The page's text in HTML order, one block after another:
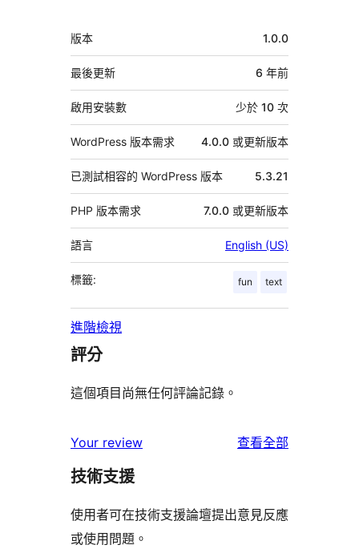
中
繼
資
料
版本 1.0.0
最後更新 6 年前
啟用安裝數 少於 10 次
WordPress 版本需求 4.0.0 或更新版本
已測試相容的 WordPress 版本 5.3.21
PHP 版本需求 7.0.0 或更新版本
語言 English (US)
標籤: fun text
進階檢視
評分
這個項目尚無任何評論記錄。
Your review 查看全部
評
技術支援
使用者可在技術支援論壇提出意見反應
或使用問題。